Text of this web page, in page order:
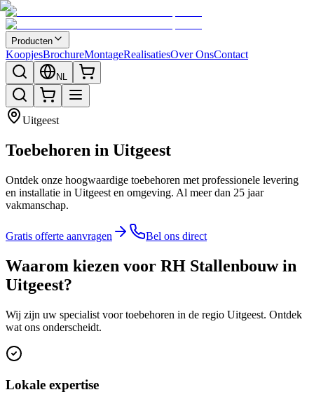
Producten
KoopjesBrochureMontageRealisatiesOver OnsContact
NL
Uitgeest
Toebehoren in Uitgeest
Ontdek onze hoogwaardige toebehoren met professionele levering
en installatie in Uitgeest en omgeving. Al meer dan 25 jaar
vakmanschap.
Gratis offerte aanvragen Bel ons direct
Waarom kiezen voor RH Stallenbouw in
Uitgeest?
Wij zijn uw specialist voor toebehoren in de regio Uitgeest. Ontdek
wat ons onderscheidt.
Lokale expertise